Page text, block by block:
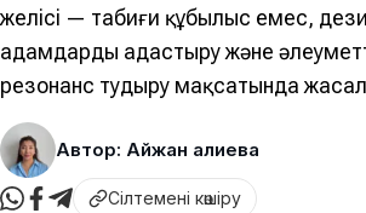
желісі — табиғи құбылыс емес,
адамдарды адастыру және
резонанс тудыру мақсатында
Автор: Айжан Қалиева
Сілтемені көшіру